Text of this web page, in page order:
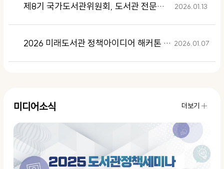
제8기 국가도서관위원회, 도서관 전문인력 역량강화 특별전문위원회 워킹페이퍼 발간 2026.01.13
2026 미래도서관 정책아이디어 해커톤 대회 안내 2026.01.07
미디어소식 더보기